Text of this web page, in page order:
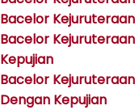
Bacelor
Bacelor
Kepujian
Bacelor
Dengan Kepujian